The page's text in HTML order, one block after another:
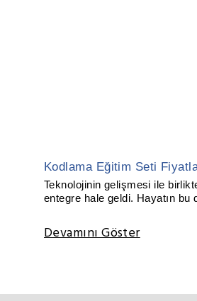
Kodlama Eğitim Seti
Teknolojinin gelişmesi ile
entegre hale geldi. Hayatın bu
Devamını Göster